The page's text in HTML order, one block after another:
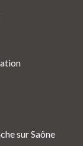
sur Saône